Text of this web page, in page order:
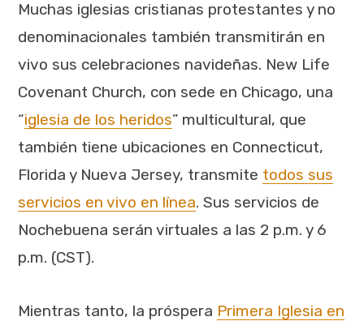
Muchas iglesias cristianas protestantes y no
denominacionales también transmitirán en
vivo sus celebraciones navideñas. New Life
Covenant Church, con sede en Chicago, una
“iglesia de los heridos” multicultural, que
también tiene ubicaciones en Connecticut,
Florida y Nueva Jersey, transmite todos sus
servicios en vivo en línea. Sus servicios de
Nochebuena serán virtuales a las 2 p.m. y 6
p.m. (CST).
Mientras tanto, la próspera Primera Iglesia en